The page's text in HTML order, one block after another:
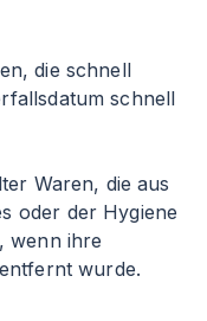
die schnell
schnell
Waren, die aus
oder der Hygiene
wenn ihre
wurde.